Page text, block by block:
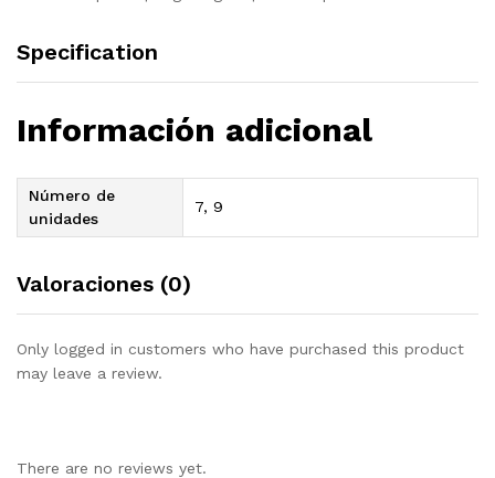
Specification
Información adicional
Número de
unidades
7, 9
Valoraciones (0)
Only logged in customers who have purchased this product
may leave a review.
There are no reviews yet.